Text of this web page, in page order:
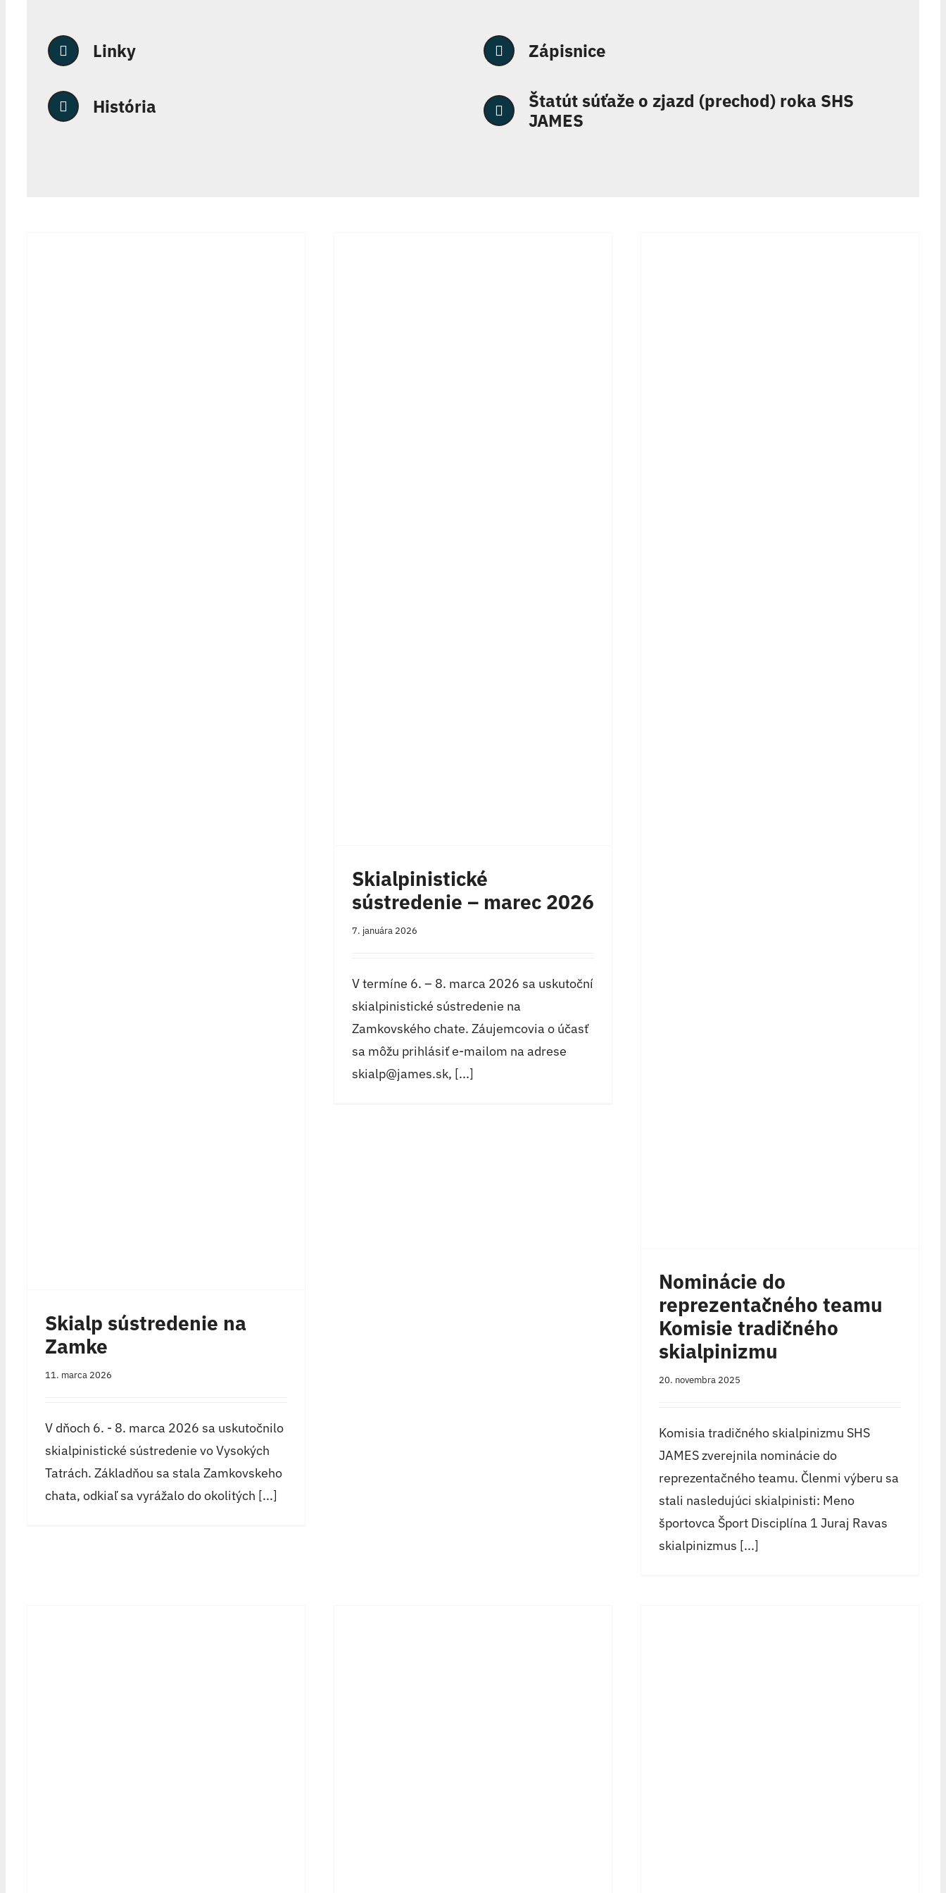
Linky Zápisnice
História
Štatút súťaže o zjazd (prechod) roka SHS
JAMES
Skialp sústredenie na
Zamke
11. marca 2026
V dňoch 6. - 8. marca 2026 sa uskutočnilo
skialpinistické sústredenie vo Vysokých
Tatrách. Základňou sa stala Zamkovskeho
chata, odkiaľ sa vyrážalo do okolitých [...]
Skialpinistické
sústredenie – marec 2026
7. januára 2026
V termíne 6. – 8. marca 2026 sa uskutoční
skialpinistické sústredenie na
Zamkovského chate. Záujemcovia o účasť
sa môžu prihlásiť e-mailom na adrese
skialp@james.sk, [...]
Nominácie do
reprezentačného teamu
Komisie tradičného
skialpinizmu
20. novembra 2025
Komisia tradičného skialpinizmu SHS
JAMES zverejnila nominácie do
reprezentačného teamu. Členmi výberu sa
stali nasledujúci skialpinisti: Meno
športovca Šport Disciplína 1 Juraj Ravas
skialpinizmus [...]